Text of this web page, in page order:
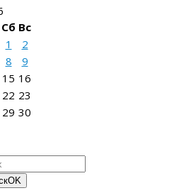
Сб Вс
1
2
8
9
15 16
22 23
29 30
OK